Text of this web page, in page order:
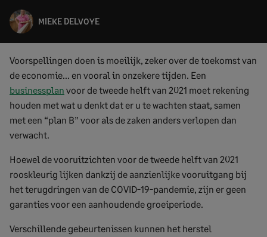
MIEKE DELVOYE
Voorspellingen doen is moeilijk, zeker over de toekomst van
de economie… en vooral in onzekere tijden. Een
businessplan voor de tweede helft van 2021 moet rekening
houden met wat u denkt dat er u te wachten staat, samen
met een “plan B” voor als de zaken anders verlopen dan
verwacht.
Hoewel de vooruitzichten voor de tweede helft van 2021
rooskleurig lijken dankzij de aanzienlijke vooruitgang bij
het terugdringen van de COVID-19-pandemie, zijn er geen
garanties voor een aanhoudende groeiperiode.
Verschillende gebeurtenissen kunnen het herstel